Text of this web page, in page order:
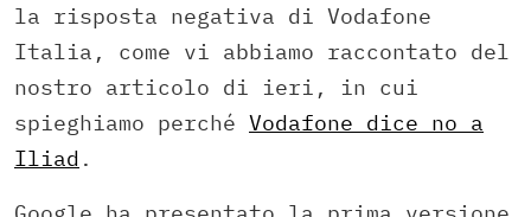
la risposta negativa di Vodafone
Italia, come vi abbiamo raccontato del
nostro articolo di ieri, in cui
spieghiamo perché Vodafone dice no a
Iliad .